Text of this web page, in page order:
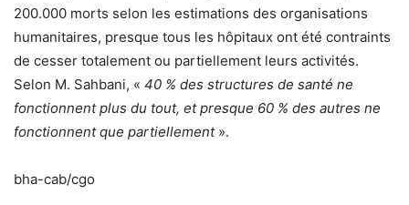
200.000 morts selon les estimations des organisations
humanitaires, presque tous les hôpitaux ont été contraints
de cesser totalement ou partiellement leurs activités.
Selon M. Sahbani, « 40 % des structures de santé ne
fonctionnent plus du tout, et presque 60 % des autres ne
fonctionnent que partiellement».
bha-cab/cgo